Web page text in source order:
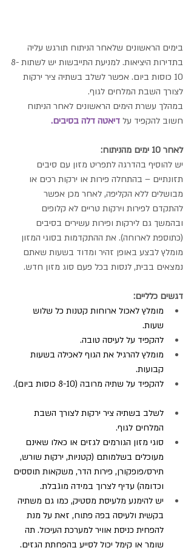
בימים הראשונים שלאחר הניתוח תורגש עליה
בתדירות היציאות. למניעת התייבשות יש לשתות 8-
10 כוסות ביום. אפשר לשלב בשתיה ציר ירקות
לצורך השבת המלחים לגוף.
במהלך עשרת הימים הראשונים לאחר הניתוח
חשוב להקפיד על דיאטה דלה בסיבים.
לאחר 10 ימים מהניתוח:
יש להוסיף בהדרגה לתפריט מזון עם סיבים
תזונתיים – בהתחלה פירות או ירקות רכים או
מבושלים ללא הקליפה, לאחר מכן אפשר
להתקדם לפירות וירקות טריים לא קלופים
ובהמשך גם לירקות ופירות עשירים בסיבים
(כתוספת לארוחה). את ההתקדמות בסוגי המזון
מומלץ לבצע באופן זהיר ומדוד בשעות שאתם
נמצאים בבית, לנסות בכל פעם סוג מזון חדש.
דגשים כלליים:
מומלץ לאכול ארוחות קטנות כל שלוש
שעות.
להקפיד על לעיסה טובה.
מומלץ להרגיל את הגוף לאכילה בשעות
קבועות.
להקפיד על שתיה מרובה (8-10 כוסות ביום).
לשלב בשתיה ציר ירקות לצורך השבת
המלחים לגוף.
סוגי מזון הגורמים לגזים או כאלו שאינם
מעוכלים בשלמותם (קטניות, ירקות שורש,
תירס/פופקורן, פירות הדר, משקאות תוססים
וכדומה) עדיף לצרוך במידה מוגבלת.
יש להימנע מלעיסת מסטיק, כמו גם משתיה
בקשית ולעיסה בפה פתוח, זאת על מנת
להפחית כניסת אוויר למערכת העיכול. תה
שומר או קימל יכול לסייע בהפחתת הגזים.